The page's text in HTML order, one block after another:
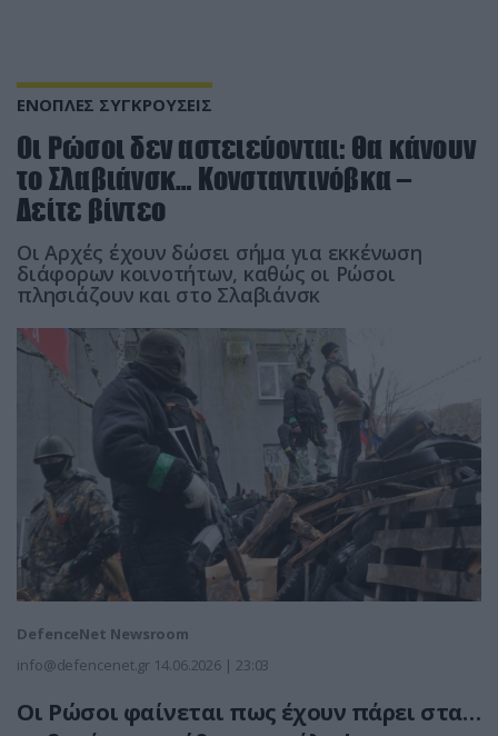
ΕΝΟΠΛΕΣ ΣΥΓΚΡΟΥΣΕΙΣ
Οι Ρώσοι δεν αστειεύονται: Θα κάνουν
το Σλαβιάνσκ… Κονσταντινόβκα –
Δείτε βίντεο
Οι Αρχές έχουν δώσει σήμα για εκκένωση
διάφορων κοινοτήτων, καθώς οι Ρώσοι
πλησιάζουν και στο Σλαβιάνσκ
DefenceNet Newsroom
info@defencenet.gr 14.06.2026 | 23:03
Οι Ρώσοι φαίνεται πως έχουν πάρει στα…